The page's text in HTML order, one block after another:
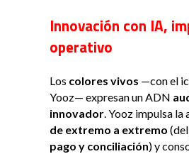
Innovación con IA,
operativo
Los colores vivos —con el
Yooz— expresan un ADN
innovador. Yooz impulsa
de extremo a extremo (del
pago y conciliación) y